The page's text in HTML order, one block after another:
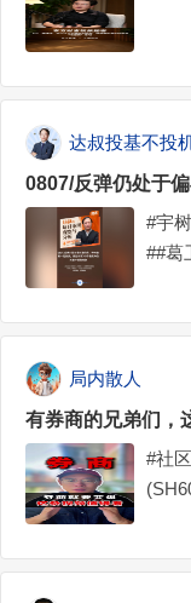
达叔投基不投
0807/反弹仍处于
#宇
##葛
局内散人
有券商的兄弟们，
#社